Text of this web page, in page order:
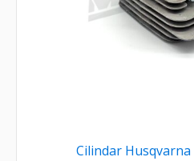
Cilindar Husqvarna